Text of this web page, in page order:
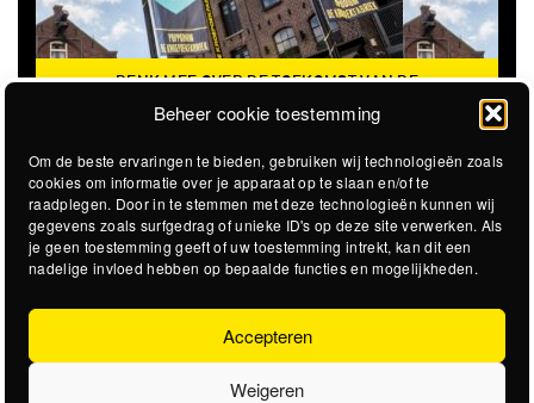
Beheer cookie toestemming
Om de beste ervaringen te bieden, gebruiken wij technologieën zoals
cookies om informatie over je apparaat op te slaan en/of te
raadplegen. Door in te stemmen met deze technologieën kunnen wij
gegevens zoals surfgedrag of unieke ID's op deze site verwerken. Als
je geen toestemming geeft of uw toestemming intrekt, kan dit een
nadelige invloed hebben op bepaalde functies en mogelijkheden.
Accepteren
Weigeren
DENK MEE OVER DE TOEKOMST VAN DE
KROEPOEKFABRIEK